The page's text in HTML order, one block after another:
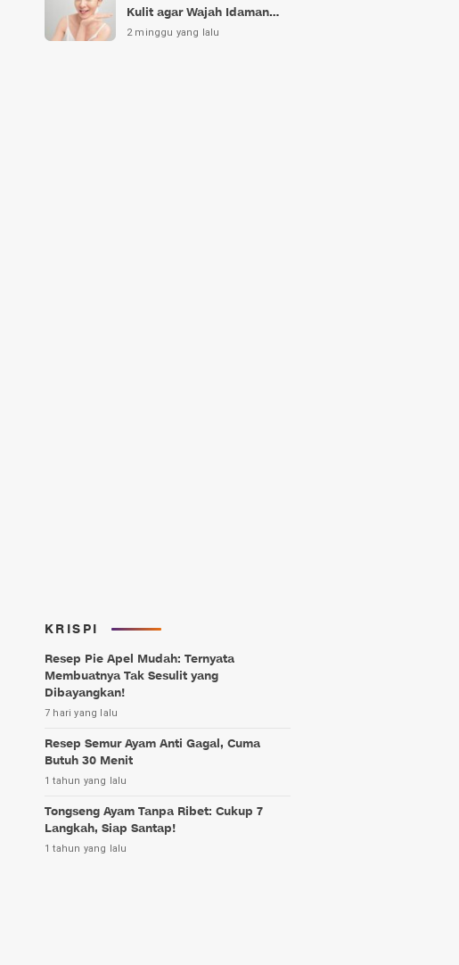
Kulit agar Wajah Idaman
Bukan Sekadar Mimpi
2 minggu yang lalu
KRISPI
Resep Pie Apel Mudah: Ternyata
Membuatnya Tak Sesulit yang
Dibayangkan!
7 hari yang lalu
Resep Semur Ayam Anti Gagal, Cuma
Butuh 30 Menit
1 tahun yang lalu
Tongseng Ayam Tanpa Ribet: Cukup 7
Langkah, Siap Santap!
1 tahun yang lalu